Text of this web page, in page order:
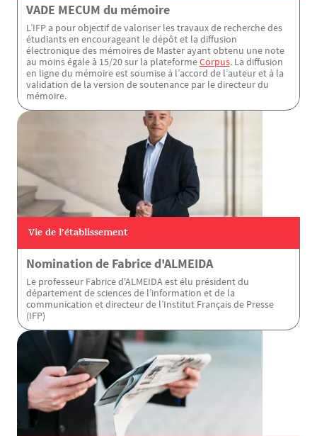
VADE MECUM du mémoire
L’IFP a pour objectif de valoriser les travaux de recherche des
étudiants en encourageant le dépôt et la diffusion
électronique des mémoires de Master ayant obtenu une note
au moins égale à 15/20 sur la plateformeCorpus. La diffusion
en ligne du mémoire est soumise à l’accord de l’auteur et à la
validation de la version de soutenance par le directeur du
mémoire.
Vie de l’établissement
Nomination de Fabrice d'ALMEIDA
Le professeur Fabrice d'ALMEIDA est élu président du
département de sciences de l’information et de la
communication et directeur de l’Institut Français de Presse
(IFP)